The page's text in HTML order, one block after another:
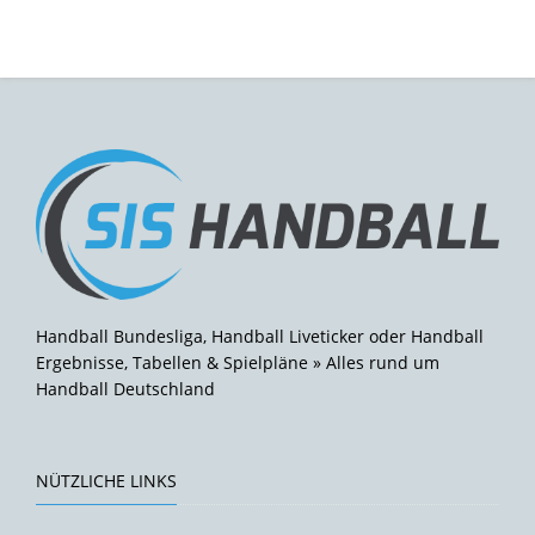
Handball Bundesliga, Handball Liveticker oder Handball
Ergebnisse, Tabellen & Spielpläne » Alles rund um
Handball Deutschland
NÜTZLICHE LINKS